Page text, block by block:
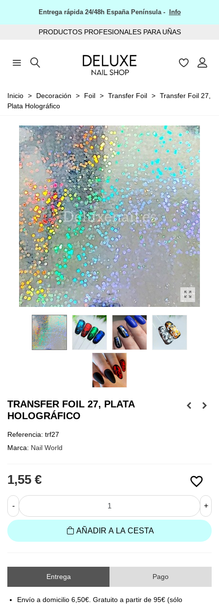
Entrega rápida 24/48h España Península - Info
PRODUCTOS PROFESIONALES PARA UÑAS
Inicio > Decoración > Foil > Transfer Foil > Transfer Foil 27,
Plata Holográfico
TRANSFER FOIL 27, PLATA
HOLOGRÁFICO
Referencia: trf27
Marca: Nail World
favorite_border
1,55 €
- +
AÑADIR A LA CESTA
Entrega Pago
Envío a domicilio 6,50€. Gratuito a partir de 95€ (sólo